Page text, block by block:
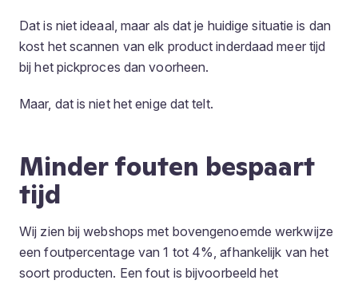
Dat is niet ideaal, maar als dat je huidige situatie is dan
kost het scannen van elk product inderdaad meer tijd
bij het pickproces dan voorheen.
Maar, dat is niet het enige dat telt.
Minder fouten bespaart
tijd
Wij zien bij webshops met bovengenoemde werkwijze
een foutpercentage van 1 tot 4%, afhankelijk van het
soort producten. Een fout is bijvoorbeeld het